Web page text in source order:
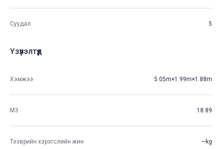
Суудал 5
Үзүүлэлтүүд
Хэмжээ 5.05m×1.99m×1.88m
М3 18.89
Тээврийн хэрэгслийн жин —kg